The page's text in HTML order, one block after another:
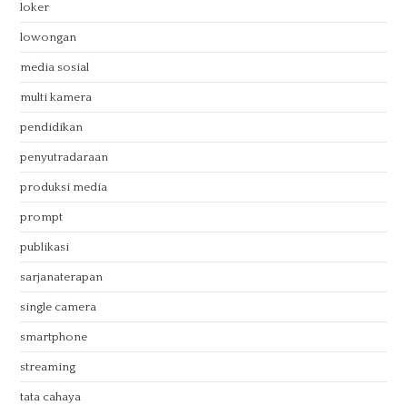
loker
lowongan
media sosial
multi kamera
pendidikan
penyutradaraan
produksi media
prompt
publikasi
sarjanaterapan
single camera
smartphone
streaming
tata cahaya